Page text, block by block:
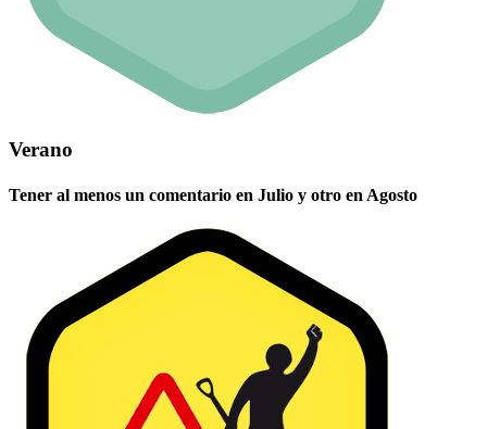
Verano
Tener al menos un comentario en Julio y otro en Agosto